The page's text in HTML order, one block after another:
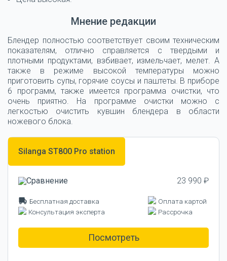
Мнение редакции
Блендер полностью соответствует своим техническим
показателям, отлично справляется с твердыми и
плотными продуктами, взбивает, измельчает, мелет. А
также в режиме высокой температуры можно
приготовить супы, горячие соусы и паштеты. В приборе
6 программ, также имеется программа очистки, что
очень приятно. На программе очистки можно с
легкостью очистить кувшин блендера в области
ножевого блока.
Silanga ST800 Pro station
23 990 ₽
Бесплатная доставка
Оплата картой
Консультация эксперта
Рассрочка
Посмотреть